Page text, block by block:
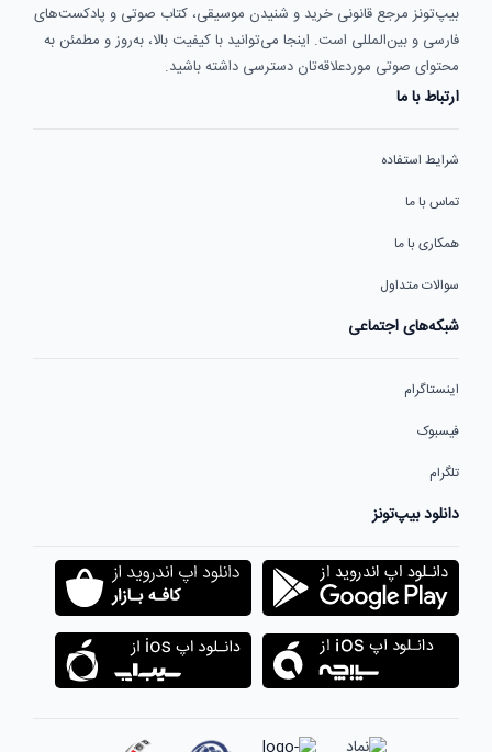
بیپ‌تونز مرجع قانونی خرید و شنیدن موسیقی، کتاب صوتی و پادکست‌های
فارسی و بین‌المللی است. اینجا می‌توانید با کیفیت بالا، به‌روز و مطمئن به
محتوای صوتی موردعلاقه‌تان دسترسی داشته باشید.
ارتباط با ما
شرایط استفاده
تماس با ما
همکاری با ما
سوالات متداول
شبکه‌های اجتماعی
اینستاگرام
فیسبوک
تلگرام
دانلود بیپ‌تونز